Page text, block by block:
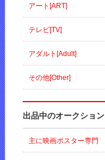
アート[ART]
テレビ[TV]
アダルト[Adult]
その他[Other]
出品中のオークション
主に映画ポスター専門